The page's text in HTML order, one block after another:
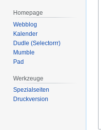
Homepage
Webblog
Kalender
Dudle (Selectorrr)
Mumble
Pad
Werkzeuge
Spezialseiten
Druckversion